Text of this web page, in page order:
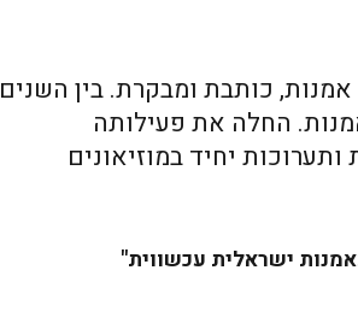
כותבת ומבקרת. בין השנים
לאמנות. החלה את פעילותה
ותערוכות יחיד במוזיאונים
ישראלית עכשווית"